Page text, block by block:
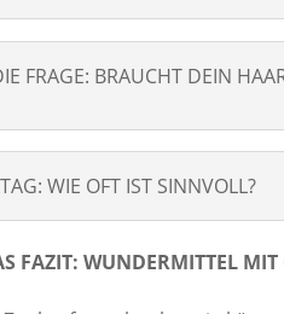
FRAGE: BRAUCHT DEIN
WIE OFT IST SINNVOLL?
FAZIT: WUNDERMITTEL MIT